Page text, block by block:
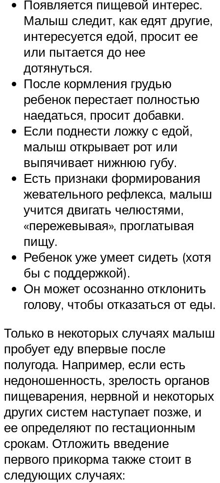
Появляется пищевой интерес.
Малыш следит, как едят другие,
интересуется едой, просит ее
или пытается до нее
дотянуться.
После кормления грудью
ребенок перестает полностью
наедаться, просит добавки.
Если поднести ложку с едой,
малыш открывает рот или
выпячивает нижнюю губу.
Есть признаки формирования
жевательного рефлекса, малыш
учится двигать челюстями,
«пережевывая», проглатывая
пищу.
Ребенок уже умеет сидеть (хотя
бы с поддержкой).
Он может осознанно отклонить
голову, чтобы отказаться от еды.
Только в некоторых случаях малыш
пробует еду впервые после
полугода. Например, если есть
недоношенность, зрелость органов
пищеварения, нервной и некоторых
других систем наступает позже, и
ее определяют по гестационным
срокам. Отложить введение
первого прикорма также стоит в
следующих случаях: